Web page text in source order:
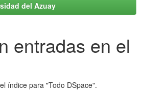
del Azuay
entradas en el
índice para "Todo DSpace".